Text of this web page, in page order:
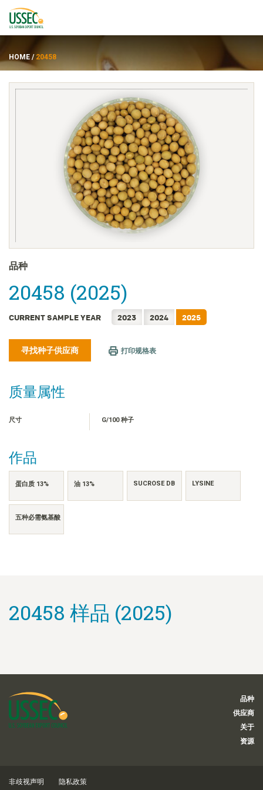
ENGLISH
FRANÇAIS
日本語
한국어
繁體中文
TIẾNG VIỆT
HOME / 20458
品种
20458 (2025)
CURRENT SAMPLE YEAR 2023 2024 2025
寻找种子供应商 打印规格表
质量属性
尺寸 G/100 种子
作品
蛋白质 13% 油 13% SUCROSE DB LYSINE
五种必需氨基酸
20458 样品 (2025)
品种
供应商
关于
资源
非歧视声明 隐私政策